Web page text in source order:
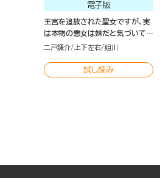
電子版
王宮を追放された聖女ですが、実
は本物の悪女は妹だと気づいても
もう遅い ～私は価値を認めてく
二戸謙介 上下左右 姐川
試し読み